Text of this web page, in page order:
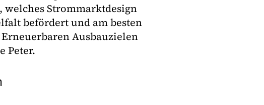
Strommarktdesign
befördert und am besten
Ausbauzielen
Peter.